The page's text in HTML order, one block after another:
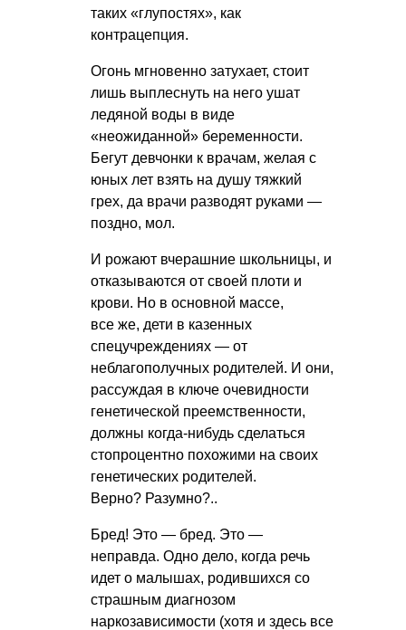
таких «глупостях», как
контрацепция.
Огонь мгновенно затухает, стоит
лишь выплеснуть на него ушат
ледяной воды в виде
«неожиданной» беременности.
Бегут девчонки к врачам, желая с
юных лет взять на душу тяжкий
грех, да врачи разводят руками —
поздно, мол.
И рожают вчерашние школьницы, и
отказываются от своей плоти и
крови. Но в основной массе,
все же, дети в казенных
спецучреждениях — от
неблагополучных родителей. И они,
рассуждая в ключе очевидности
генетической преемственности,
должны когда-нибудь сделаться
стопроцентно похожими на своих
генетических родителей.
Верно? Разумно?..
Бред! Это — бред. Это —
неправда. Одно дело, когда речь
идет о малышах, родившихся со
страшным диагнозом
наркозависимости (хотя и здесь все